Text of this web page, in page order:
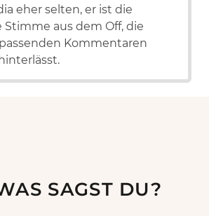
eher selten, er ist die
aus dem Off, die
Kommentaren
SAGST DU?